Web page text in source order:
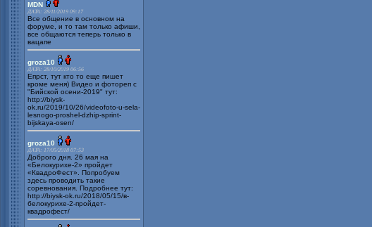
MDN
ДАТА: 28/11/2019 09:17
Все общение в основном на
форуме, и то там только афиши,
все общаются теперь только в
вацапе
groza10
ДАТА: 28/10/2019 06:56
Епрст, тут кто то еще пишет
кроме меня) Видео и фотореп с
"Бийской осени-2019" тут:
http://biysk-
ok.ru/2019/10/26/videofoto-u-sela-
lesnogo-proshel-dzhip-sprint-
bijskaya-osen/
groza10
ДАТА: 17/05/2018 07:53
Доброго дня. 26 мая на
«Белокурихе-2» пройдет
«КвадроФест». Попробуем
здесь проводить такие
соревнования. Подробнее тут:
http://biysk-ok.ru/2018/05/15/в-
белокурихе-2-пройдет-
квадрофест/